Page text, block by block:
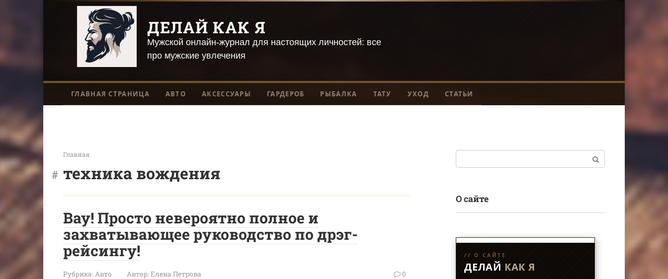
ДЕЛАЙ КАК Я
Мужской онлайн-журнал для настоящих личностей: все
про мужские увлечения
ГЛАВНАЯ СТРАНИЦА АВТО АКСЕССУАРЫ ГАРДЕРОБ РЫБАЛКА ТАТУ УХОД СТАТЬИ
Главная
техника вождения
Вау! Просто невероятно полное и
захватывающее руководство по дрэг-
рейсингу!
Рубрика:Авто Автор:Елена Петрова 0
О сайте
// О САЙТЕ
ДЕЛАЙ КАК Я